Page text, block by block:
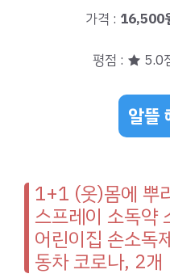
가격 : 16,500
평점 : ★ 5.0
알뜰
1+1 (옷)몸에 뿌
스프레이 소독약
어린이집 손소독
동차 코로나, 2개